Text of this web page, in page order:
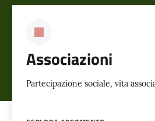
Associazioni
Partecipazione sociale, vita